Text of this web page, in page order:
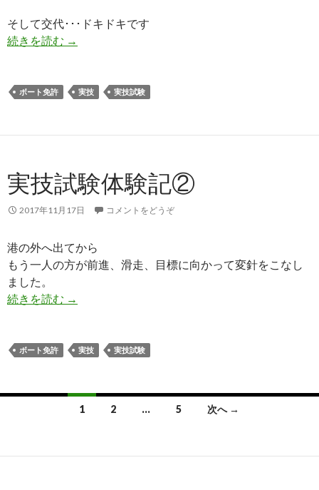
そして交代･･･ドキドキです
続きを読む 実技試験体験記③
→
ボート免許 実技 実技試験
実技試験体験記②
2017年11月17日 コメントをどうぞ
港の外へ出てから
もう一人の方が前進、滑走、目標に向かって変針をこなし
ました。
続きを読む 実技試験体験記②
→
ボート免許 実技 実技試験
稿
1 2 … 5 次へ →